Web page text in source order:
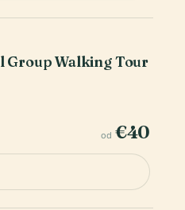
Group Walking Tour
od €40